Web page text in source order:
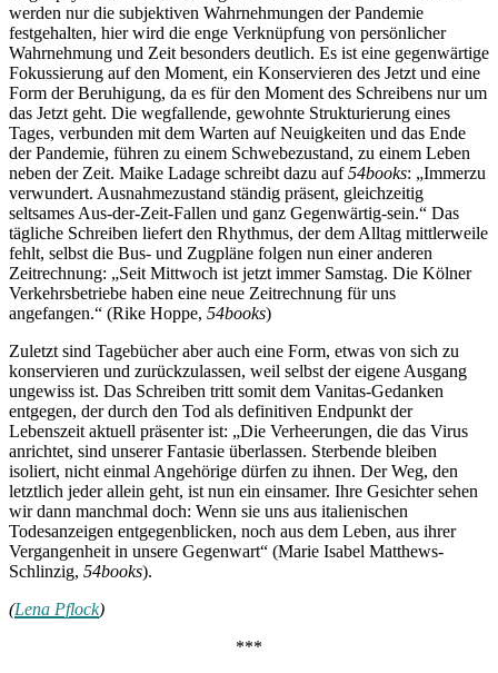
werden nur die subjektiven Wahrnehmungen der Pandemie
festgehalten, hier wird die enge Verknüpfung von persönlicher
Wahrnehmung und Zeit besonders deutlich. Es ist eine gegenwärtige
Fokussierung auf den Moment, ein Konservieren des Jetzt und eine
Form der Beruhigung, da es für den Moment des Schreibens nur um
das Jetzt geht. Die wegfallende, gewohnte Strukturierung eines
Tages, verbunden mit dem Warten auf Neuigkeiten und das Ende
der Pandemie, führen zu einem Schwebezustand, zu einem Leben
neben der Zeit. Maike Ladage schreibt dazu auf54books: „Immerzu
verwundert. Ausnahmezustand ständig präsent, gleichzeitig
seltsames Aus-der-Zeit-Fallen und ganz Gegenwärtig-sein.“ Das
tägliche Schreiben liefert den Rhythmus, der dem Alltag mittlerweile
fehlt, selbst die Bus- und Zugpläne folgen nun einer anderen
Zeitrechnung: „Seit Mittwoch ist jetzt immer Samstag. Die Kölner
Verkehrsbetriebe haben eine neue Zeitrechnung für uns
angefangen.“ (Rike Hoppe, 54books)
Zuletzt sind Tagebücher aber auch eine Form, etwas von sich zu
konservieren und zurückzulassen, weil selbst der eigene Ausgang
ungewiss ist. Das Schreiben tritt somit dem Vanitas-Gedanken
entgegen, der durch den Tod als definitiven Endpunkt der
Lebenszeit aktuell präsenter ist: „Die Verheerungen, die das Virus
anrichtet, sind unserer Fantasie überlassen. Sterbende bleiben
isoliert, nicht einmal Angehörige dürfen zu ihnen. Der Weg, den
letztlich jeder allein geht, ist nun ein einsamer. Ihre Gesichter sehen
wir dann manchmal doch: Wenn sie uns aus italienischen
Todesanzeigen entgegenblicken, noch aus dem Leben, aus ihrer
Vergangenheit in unsere Gegenwart“ (Marie Isabel Matthews-
Schlinzig, 54books).
(Lena Pflock)
***